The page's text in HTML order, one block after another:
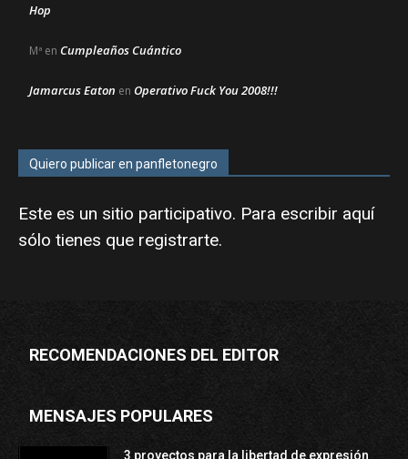
Hop
Mª en Cumpleaños Cuántico
Jamarcus Eaton en Operativo Fuck You 2008!!!
Quiero publicar en panfletonegro
Este es un sitio participativo. Para escribir aquí
sólo tienes que registrarte.
RECOMENDACIONES DEL EDITOR
MENSAJES POPULARES
3 proyectos para la libertad de expresión